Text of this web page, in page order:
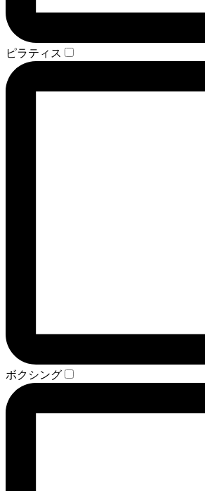
ピラティス
ボクシング